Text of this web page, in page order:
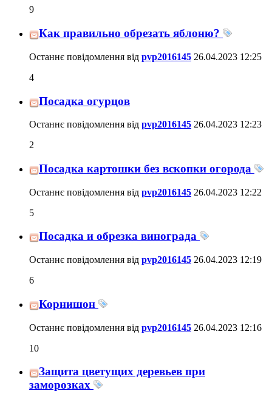
9
Как правильно обрезать яблоню?
Останнє повідомлення від pvp2016145 26.04.2023 12:25
4
Посадка огурцов
Останнє повідомлення від pvp2016145 26.04.2023 12:23
2
Посадка картошки без вскопки огорода
Останнє повідомлення від pvp2016145 26.04.2023 12:22
5
Посадка и обрезка винограда
Останнє повідомлення від pvp2016145 26.04.2023 12:19
6
Корнишон
Останнє повідомлення від pvp2016145 26.04.2023 12:16
10
Защита цветущих деревьев при
заморозках